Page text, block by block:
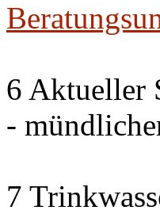
6 Aktueller
-
7